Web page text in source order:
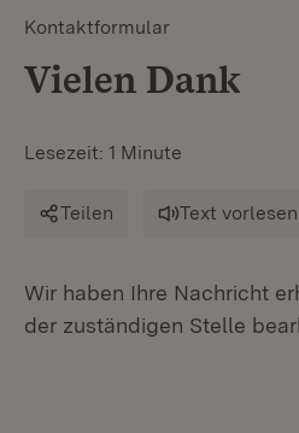
Kontaktformular
Vielen Dank
Lesezeit: 1 Minute
Teilen Text vorlesen
Wir haben Ihre Nachricht
der zuständigen Stelle